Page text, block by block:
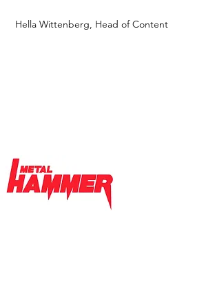
Hella Wittenberg, Head of Content